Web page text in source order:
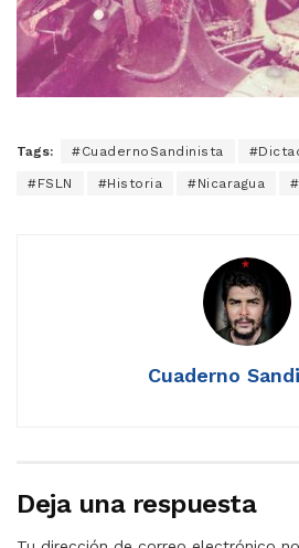
Tags: #CuadernoSandinista
#FSLN #Historia #Nicaragua
Cuaderno
Deja una respuesta